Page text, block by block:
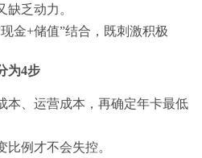
乏动力。
金+储值”结合，既刺激积极
为4步
本、运营成本，再确定年卡最低
比例才不会失控。